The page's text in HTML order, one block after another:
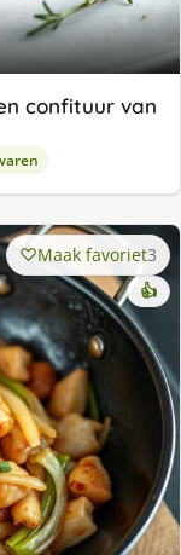
confituur van
Maak favoriet3
👍